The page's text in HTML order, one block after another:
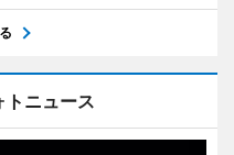
トニュース